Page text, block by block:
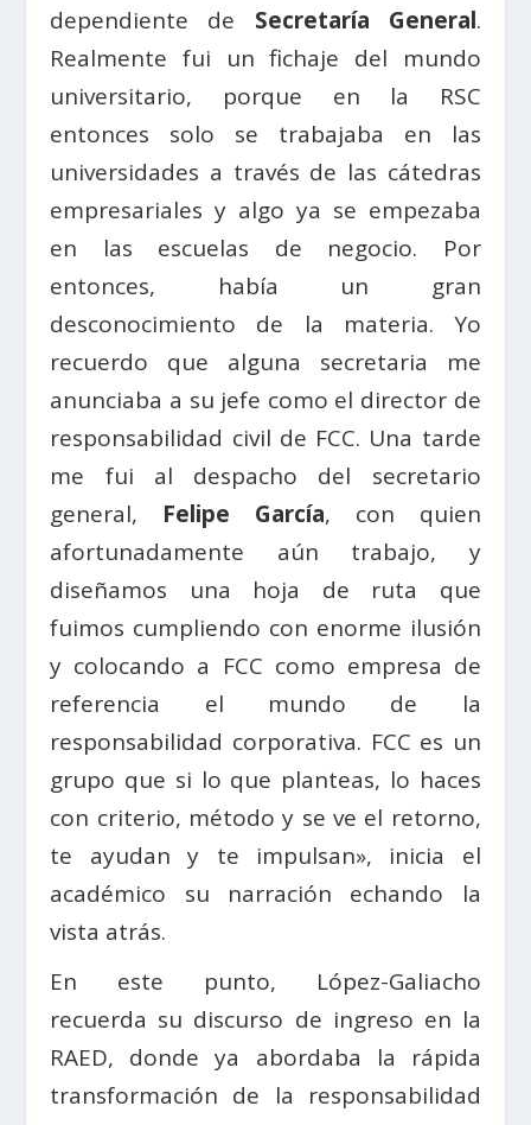
dependiente de Secretaría General.
Realmente fui un fichaje del mundo
universitario, porque en la RSC
entonces solo se trabajaba en las
universidades a través de las cátedras
empresariales y algo ya se empezaba
en las escuelas de negocio. Por
entonces, había un gran
desconocimiento de la materia. Yo
recuerdo que alguna secretaria me
anunciaba a su jefe como el director de
responsabilidad civil de FCC. Una tarde
me fui al despacho del secretario
general, Felipe García, con quien
afortunadamente aún trabajo, y
diseñamos una hoja de ruta que
fuimos cumpliendo con enorme ilusión
y colocando a FCC como empresa de
referencia el mundo de la
responsabilidad corporativa. FCC es un
grupo que si lo que planteas, lo haces
con criterio, método y se ve el retorno,
te ayudan y te impulsan», inicia el
académico su narración echando la
vista atrás.
En este punto, López-Galiacho
recuerda su discurso de ingreso en la
RAED, donde ya abordaba la rápida
transformación de la responsabilidad